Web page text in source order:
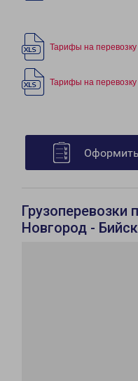
Тарифы на
Тарифы на
Новгород - Бийск